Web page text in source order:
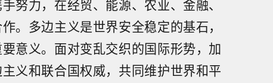
努力，在经贸、能源、农业、金融、
。多边主义是世界安全稳定的基石，
意义。面对变乱交织的国际形势，加
义和联合国权威，共同维护世界和平